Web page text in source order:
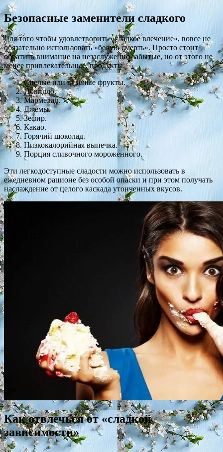
Безопасные заменители сладкого
Для того чтобы удовлетворить «сладкое влечение», вовсе не
обязательно использовать «белую смерть». Просто стоит
обратить внимание на незаслуженно забытые, но от этого не
менее привлекательные, продукты.
Спелые или вяленые фрукты.
Повидло.
Мармелад.
Джемы.
Зефир.
Какао.
Горячий шоколад.
Низкокалорийная выпечка.
Порция сливочного мороженного.
Эти легкодоступные сладости можно использовать в
ежедневном рационе без особой опаски и при этом получать
наслаждение от целого каскада утонченных вкусов.
Как отвлечься от «сладкой
зависимости»